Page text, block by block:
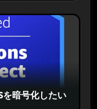
を暗号化したい